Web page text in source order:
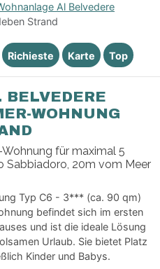
Wohnanlage Al Belvedere
Strand
BELVEDERE
WOHNUNG
für maximal 5
Sabbiadoro, 20m vom Meer
Typ C6 - 3*** (ca. 90 qm)
befindet sich im ersten
und ist die ideale Lösung
Urlaub. Sie bietet Platz
Kinder und Babys.
Richieste Karte Top